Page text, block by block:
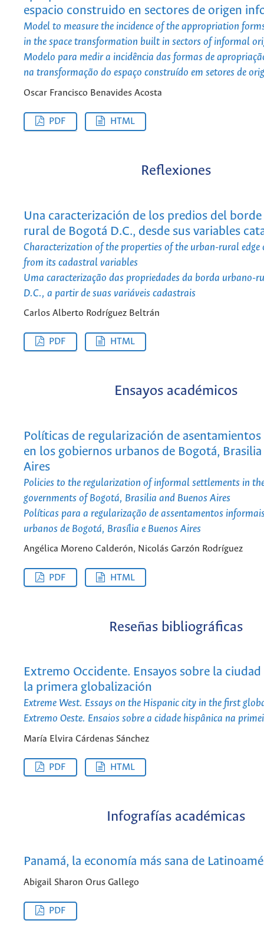
espacio construido en sectores de origen
Model to measure the incidence of the appropriation
in the space transformation built in sectors of informal
Modelo para medir a incidência das formas de
na transformação do espaço construído em setores de
Oscar Francisco Benavides Acosta
PDF HTML
Reflexiones
Una caracterización de los predios del
rural de Bogotá D.C., desde sus variables
Characterization of the properties of the urban-rural edge
from its cadastral variables
Uma caracterização das propriedades da borda urbano-
D.C., a partir de suas variáveis cadastrais
Carlos Alberto Rodríguez Beltrán
PDF HTML
Ensayos académicos
Políticas de regularización de
en los gobiernos urbanos de Bogotá,
Aires
Policies to the regularization of informal settlements in
governments of Bogotá, Brasilia and Buenos Aires
Políticas para a regularização de assentamentos
urbanos de Bogotá, Brasília e Buenos Aires
Angélica Moreno Calderón, Nicolás Garzón Rodríguez
PDF HTML
Reseñas bibliográficas
Extremo Occidente. Ensayos sobre la ciudad
la primera globalización
Extreme West. Essays on the Hispanic city in the first
Extremo Oeste. Ensaios sobre a cidade hispânica na
María Elvira Cárdenas Sánchez
PDF HTML
Infografías académicas
Panamá, la economía más sana de
Abigail Sharon Orus Gallego
PDF